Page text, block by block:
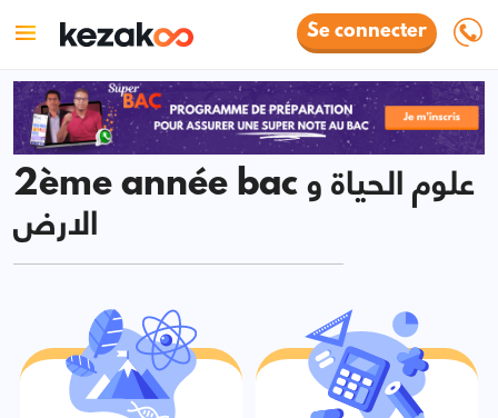
Se connecter
2ème année bac علوم الحياة و
الارض